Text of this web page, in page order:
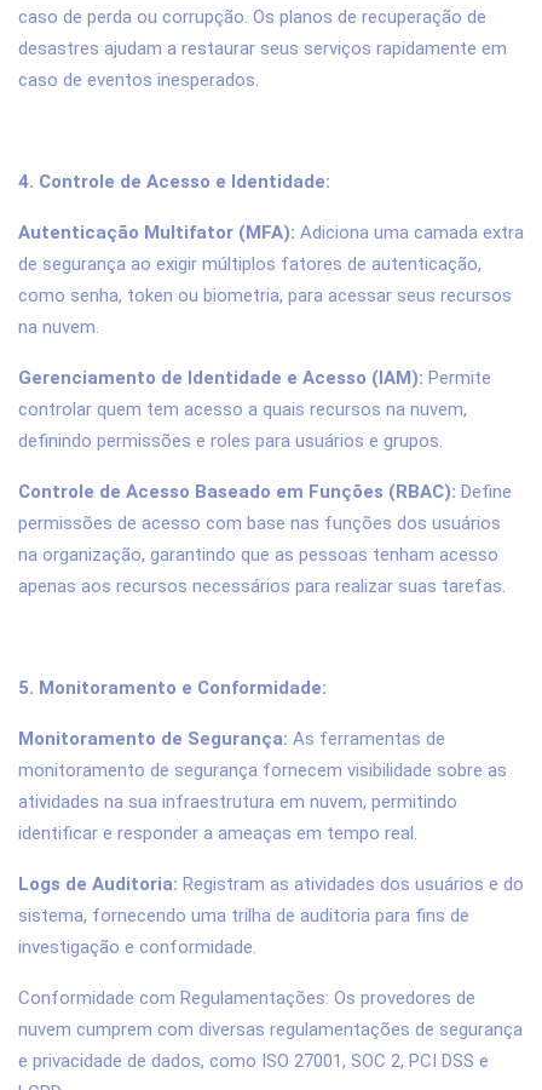
caso de perda ou corrupção. Os planos de recuperação de
desastres ajudam a restaurar seus serviços rapidamente em
caso de eventos inesperados.
4. Controle de Acesso e Identidade:
Autenticação Multifator (MFA): Adiciona uma camada extra
de segurança ao exigir múltiplos fatores de autenticação,
como senha, token ou biometria, para acessar seus recursos
na nuvem.
Gerenciamento de Identidade e Acesso (IAM): Permite
controlar quem tem acesso a quais recursos na nuvem,
definindo permissões e roles para usuários e grupos.
Controle de Acesso Baseado em Funções (RBAC): Define
permissões de acesso com base nas funções dos usuários
na organização, garantindo que as pessoas tenham acesso
apenas aos recursos necessários para realizar suas tarefas.
5. Monitoramento e Conformidade:
Monitoramento de Segurança: As ferramentas de
monitoramento de segurança fornecem visibilidade sobre as
atividades na sua infraestrutura em nuvem, permitindo
identificar e responder a ameaças em tempo real.
Logs de Auditoria: Registram as atividades dos usuários e do
sistema, fornecendo uma trilha de auditoria para fins de
investigação e conformidade.
Conformidade com Regulamentações: Os provedores de
nuvem cumprem com diversas regulamentações de segurança
e privacidade de dados, como ISO 27001, SOC 2, PCI DSS e